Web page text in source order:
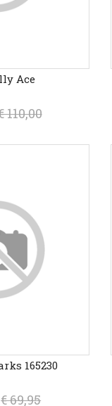
Ace
110,00
165230
€ 69,95